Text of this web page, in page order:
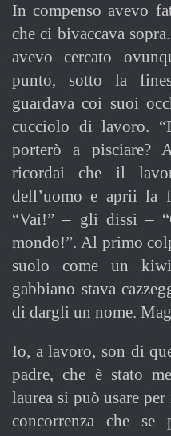
In compenso avevo
che ci bivaccava
avevo cercato
punto, sotto la
guardava coi suoi
cucciolo di lavoro.
porterò a pisciare?
ricordai che il
dell’uomo e aprii la
“Vai!” – gli dissi –
mondo!”. Al primo
suolo come un
gabbiano stava
di dargli un nome.
Io, a lavoro, son di
padre, che è stato
laurea si può usare
concorrenza che